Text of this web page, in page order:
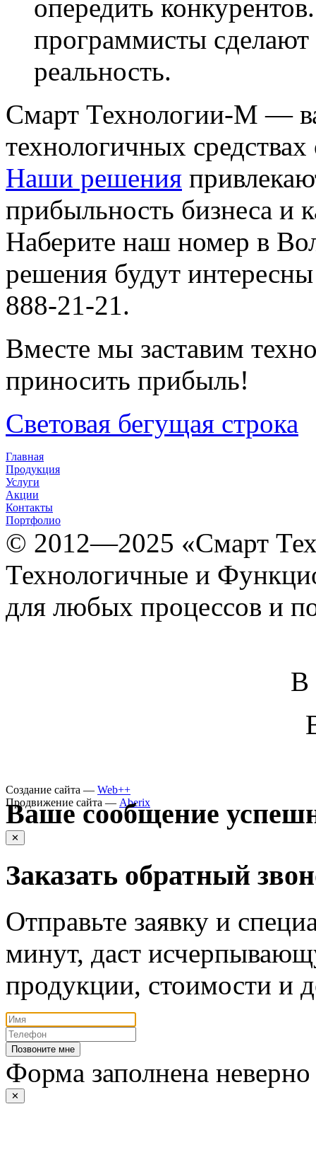
опередить
программисты сделают
реальность.
Смарт Технологии-М —
технологичных
Наши решения
прибыльность бизнеса и
Наберите наш номер в
решения будут
888-21-21.
Вместе мы заставим
приносить прибыль!
Световая бегущая строка
Главная
Продукция
Услуги
Акции
Контакты
Портфолио
© 2012­­­—2025 «Смарт
Технологичные и
для любых процессов и
В
Создание сайта — Web++
Продвижение сайта — Aberix
Ваше сообщение
✕
Заказать обратный
Отправьте заявку и
минут, даст
продукции, стоимости и
Позвоните мне
Форма заполнена неверно
✕